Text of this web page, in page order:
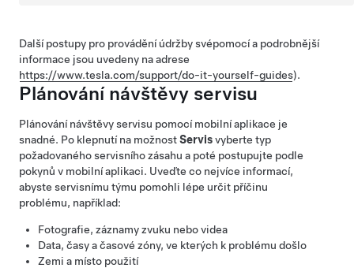
Další postupy pro provádění údržby svépomocí a podrobnější
informace jsou uvedeny na adrese
https://www.tesla.com/support/do-it-yourself-guides).
Plánování návštěvy servisu
Plánování návštěvy servisu pomocí mobilní aplikace je
snadné. Po klepnutí na možnostServisvyberte typ
požadovaného servisního zásahu a poté postupujte podle
pokynů v mobilní aplikaci. Uveďte co nejvíce informací,
abyste servisnímu týmu pomohli lépe určit příčinu
problému, například:
Fotografie, záznamy zvuku nebo videa
Data, časy a časové zóny, ve kterých k problému došlo
Zemi a místo použití